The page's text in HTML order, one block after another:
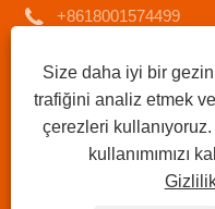
+8618001574499
Telif Hakkı © 2025
Tüm
Sitemap|
Size daha iyi bir
trafiğini analiz etmek
çerezleri
kullanımımızı